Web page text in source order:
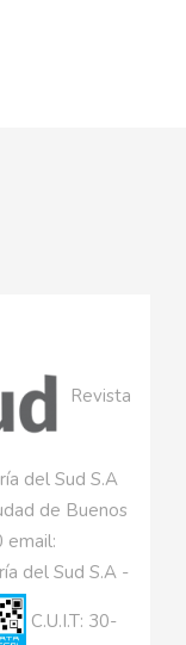
Revista
del Sud S.A
de Buenos
email:
del Sud S.A -
C.U.I.T: 30-